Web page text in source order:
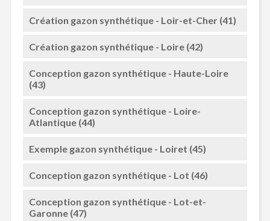
Création gazon synthétique - Loir-et-Cher (41)
Création gazon synthétique - Loire (42)
Conception gazon synthétique - Haute-Loire
(43)
Conception gazon synthétique - Loire-
Atlantique (44)
Exemple gazon synthétique - Loiret (45)
Conception gazon synthétique - Lot (46)
Conception gazon synthétique - Lot-et-
Garonne (47)